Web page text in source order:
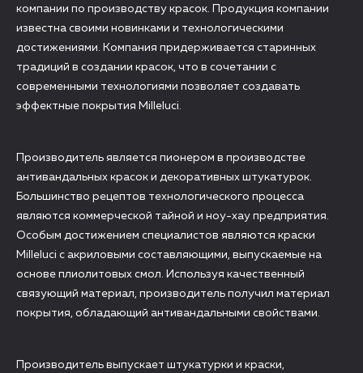
компании по производству красок. Продукция компании
известна своими новинками и технологическими
достижениями. Компания придерживается старинных
традиций в создании красок, что в сочетании с
современными технологиями позволяет создавать
эффектные покрытия Milleluci.
Производитель является пионером в производстве
антивандальных красок и декоративных штукатурок.
Большинство рецептов технологического процесса
являются коммерческой тайной и ноу-хау предприятия.
Особым достижением специалистов являются краски
Milleluci с акриловыми составляющими, выпускаемые на
основе плиолитовых смол. Используя качественный
связующий материал, производитель получил материал
покрытия, обладающий антивандальными свойствами.
Производитель выпускает штукатурки и краски,